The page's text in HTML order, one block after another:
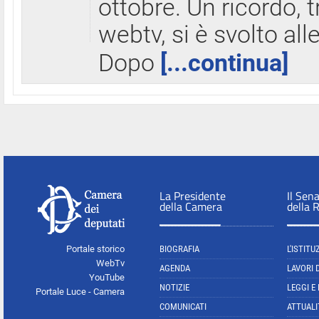
ottobre. Un ricordo,
webtv, si è svolto
Dopo [...continua]
Portale storico
WebTv
YouTube
Portale Luce - Camera
La Presidente
della Camera
BIOGRAFIA
AGENDA
NOTIZIE
COMUNICATI
Il
della
LAVORI
LEGGI E